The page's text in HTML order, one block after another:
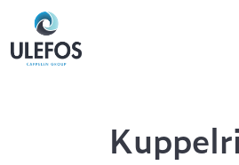
>>